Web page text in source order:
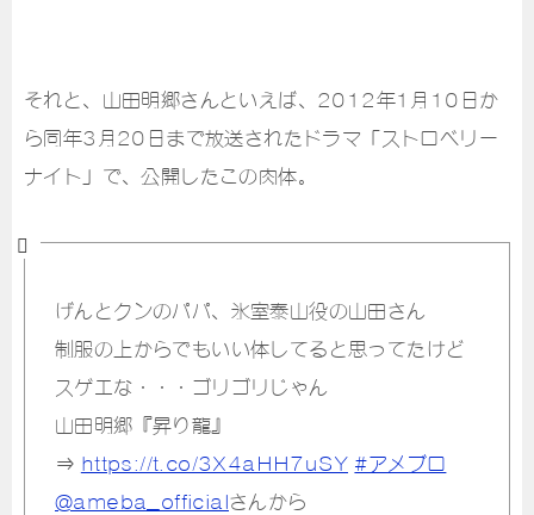
それと、山田明郷さんといえば、2012年1月10日か
ら同年3月20日まで放送されたドラマ「ストロベリー
ナイト」で、公開したこの肉体。
げんとクンのパパ、氷室泰山役の山田さん
制服の上からでもいい体してると思ってたけど
スゲエな・・・ゴリゴリじゃん
山田明郷『昇り龍』
⇒ https://t.co/3X4aHH7uSY #アメブロ
@ameba_officialさんから